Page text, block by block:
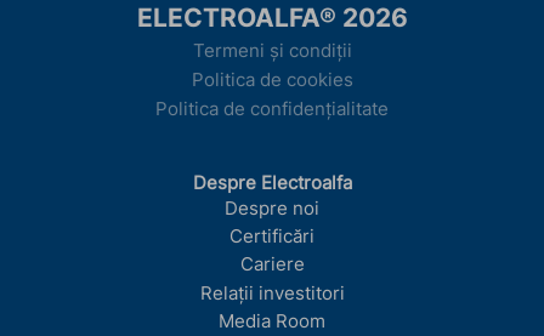
ELECTROALFA® 2026
Termeni și condiții
Politica de cookies
Politica de confidențialitate
Despre Electroalfa
Despre noi
Certificări
Cariere
Relații investitori
Media Room